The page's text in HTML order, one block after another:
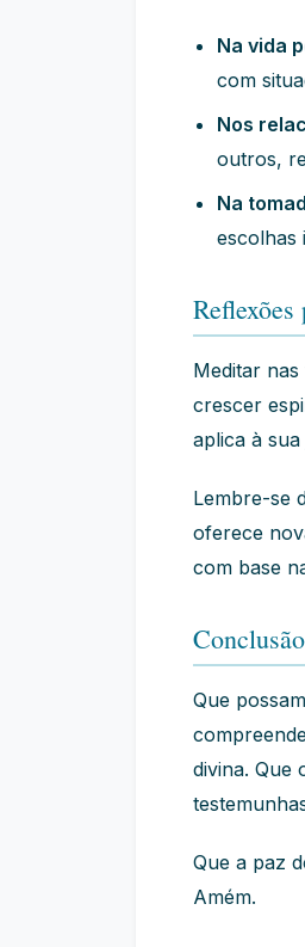
Na vida
com
Nos
outros,
Na
escolhas
Meditar
crescer
aplica à
Lembre-se
oferece
com base
Que
divina. Que
Que a paz
Amém.